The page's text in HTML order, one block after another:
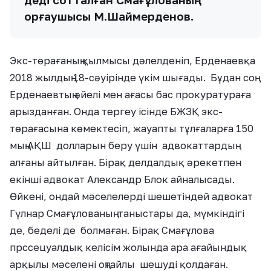
қорғаушысы М.Шаймерденов.
Экс-төрағаның қылмысы дәлелденіп, Ерденаевқа
2018 жылдың 18-сәуірінде үкім шығады. Бұдан соң
Ерденаевтың әйелі мен ағасы бас прокуратураға
арызданған. Онда тергеу ісінде БЖЗҚ экс-
төрағасына көмектесіп, жауапты тұлғаларға 150
мың АҚШ долларын беру үшін адвокаттардың
алғаны айтылған. Бірақ делдалдық әрекетпен
екінші адвокат Александр Блок айналысады.
Өйкені, ондай мәселелерді шешетіндей адвокат
Гүлнар Смағұлованың таныстары да, мүмкіндігі
де, беделі де болмаған. Бірақ Смағұлова
прссецуалдық келісім жолында ара ағайындық
арқылы мәселені оңтайлы шешуді қолдаған.